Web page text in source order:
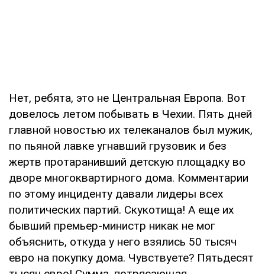
Нет, ребята, это не Центральная Европа. Вот
довелось летом побывать в Чехии. Пять дней
главной новостью их телеканалов был мужик,
по пьяной лавке угнавший грузовик и без
жертв протаранивший детскую площадку во
дворе многоквартирного дома. Комментарии
по этому инциденту давали лидеры всех
политических партий. Скукотища! А еще их
бывший премьер-министр никак не мог
объяснить, откуда у него взялись 50 тысяч
евро на покупку дома. Чувствуете? Пятьдесят